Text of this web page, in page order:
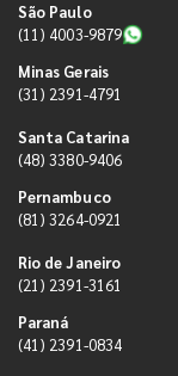
São Paulo
(11) 4003-9879
Minas Gerais
(31) 2391-4791
Santa Catarina
(48) 3380-9406
Pernambuco
(81) 3264-0921
Rio de Janeiro
(21) 2391-3161
Paraná
(41) 2391-0834